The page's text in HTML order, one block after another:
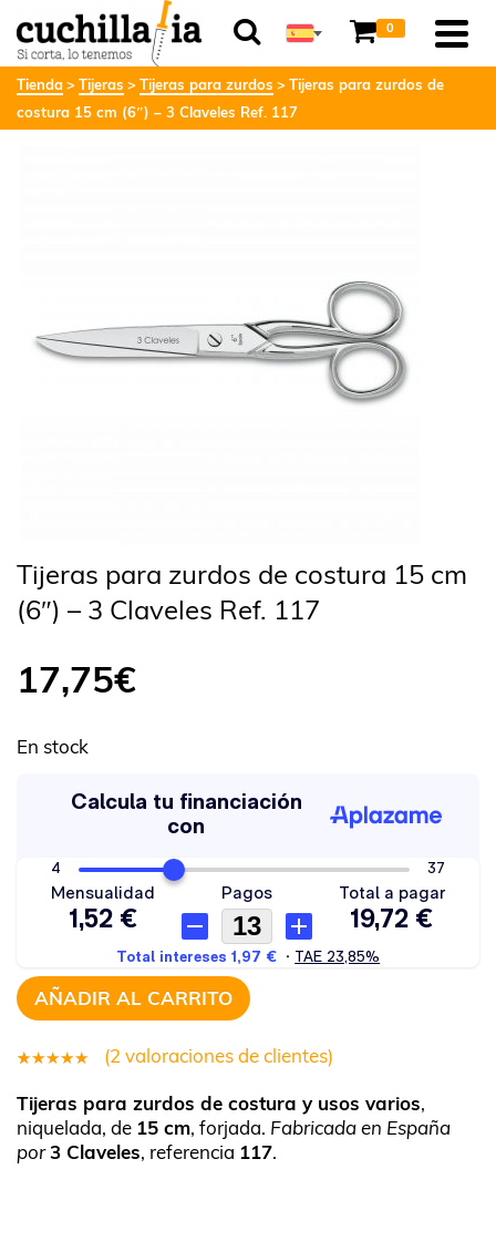
0
Tienda Tijeras Tijeras para zurdos
Tijeras para zurdos de
costura 15 cm (6″) – 3 Claveles Ref. 117
Tijeras para zurdos de costura 15 cm
(6″) – 3 Claveles Ref. 117
17,75€
En stock
AÑADIR AL CARRITO
5.00sobre
5 basado
(2 valoraciones de clientes)
Tijeras para zurdos de costura y usos varios,
niquelada, de 15 cm, forjada. Fabricada en España
por3 Claveles, referencia 117.